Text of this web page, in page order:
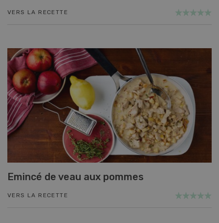
VERS LA RECETTE
Emincé de veau aux pommes
VERS LA RECETTE